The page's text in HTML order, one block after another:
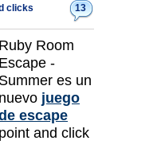
13
clicks
Ruby Room
Escape -
Summer es un
nuevo juego
escape
point and click